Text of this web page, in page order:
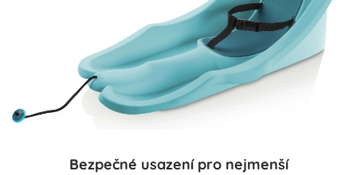
Bezpečné usazení pro nejmenší